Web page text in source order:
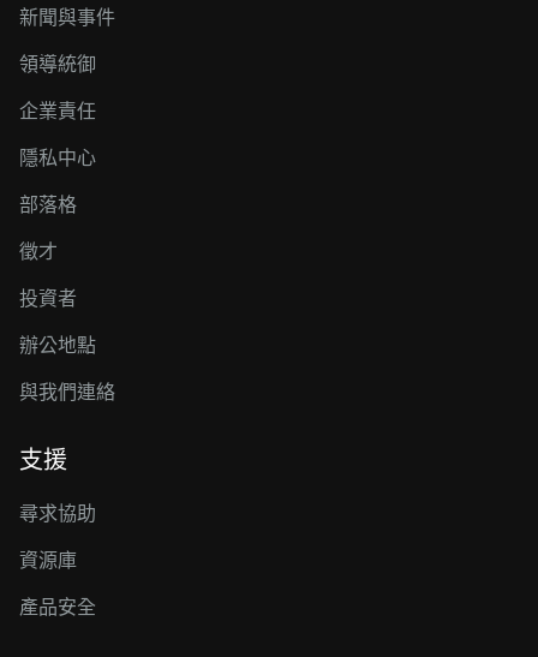
新聞與事件
領導統御
企業責任
隱私中心
部落格
徵才
投資者
辦公地點
與我們連絡
支援
尋求協助
資源庫
產品安全